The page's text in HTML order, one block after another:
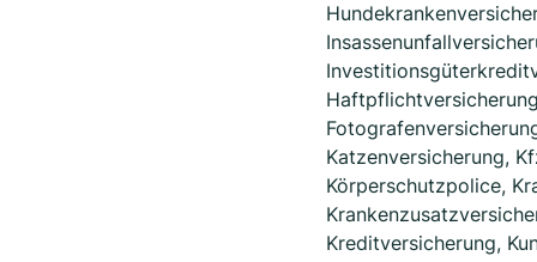
Katzenversicherung,
Körperschutzpolice,
Kreditversicherung,